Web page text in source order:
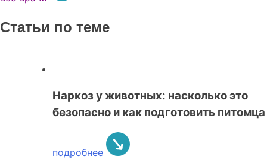
Статьи по теме
Наркоз у животных: насколько это
безопасно и как подготовить питомца
подробнее